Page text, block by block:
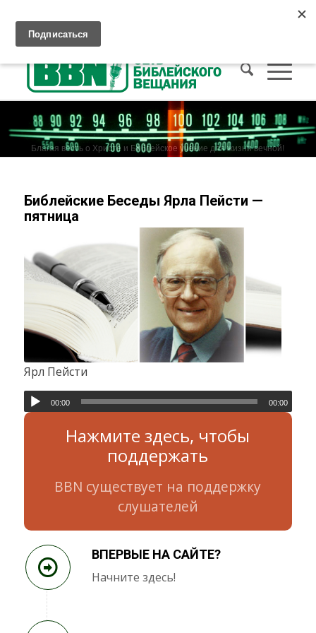
Благая весть о Христе и Библейское учение для жизни вечной!
Библейские Беседы Ярла Пейсти —
пятница
Ярл Пейсти
00:00 00:00
Нажмите здесь, чтобы
поддержать
BBN существует на поддержку
слушателей
ВПЕРВЫЕ НА САЙТЕ?
Начните здесь!